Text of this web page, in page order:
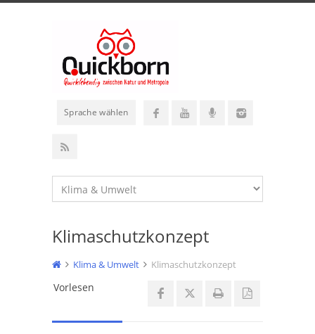
Sprache wählen
Klimaschutzkonzept
Klima & Umwelt Klimaschutzkonzept
Vorlesen